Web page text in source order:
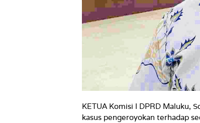
KETUA Komisi I DPRD Maluku,
kasus pengeroyokan terhadap